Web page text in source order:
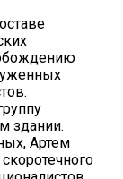
здании.
Артем